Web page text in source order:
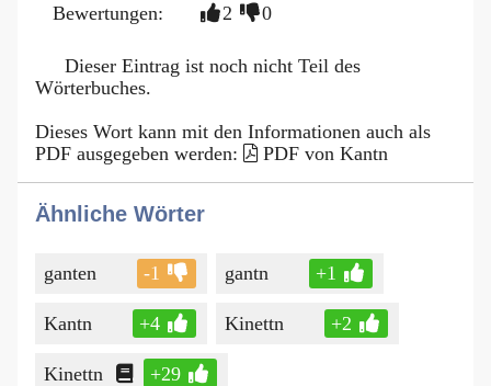
Bewertungen:
2 0
Dieser Eintrag ist noch nicht Teil des
Wörterbuches.
Dieses Wort kann mit den Informationen auch als
PDF ausgegeben werden:
PDF von Kantn
Ähnliche Wörter
ganten -1 gantn +1
Kantn +4 Kinettn +2
Kinettn +29